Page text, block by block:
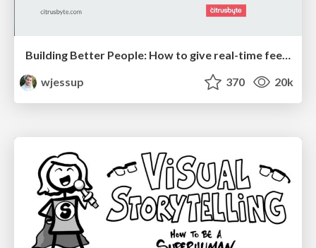
Building Better People: How to give real-time feedback that sticks.
wjessup
370 20k